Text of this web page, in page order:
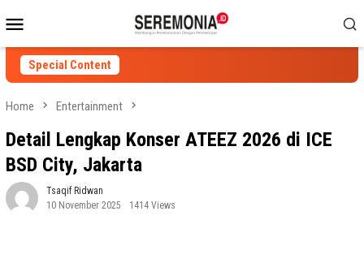
to
contentMenu
Special Content
Home Entertainment
Detail Lengkap Konser ATEEZ 2026 di ICE
BSD City, Jakarta
Tsaqif Ridwan
10 November 2025
1414 Views